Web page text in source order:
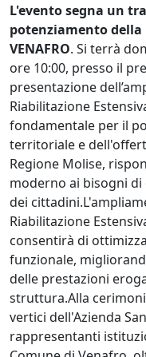
L'evento segna un
potenziamento
VENAFRO. Si terrà
ore 10:00, presso il
presentazione
Riabilitazione
fondamentale per il
territoriale e
Regione Molise,
moderno ai bisogni
dei
Riabilitazione
consentirà di
funzionale,
delle prestazioni
struttura.Alla
vertici dell'Azienda
rappresentanti